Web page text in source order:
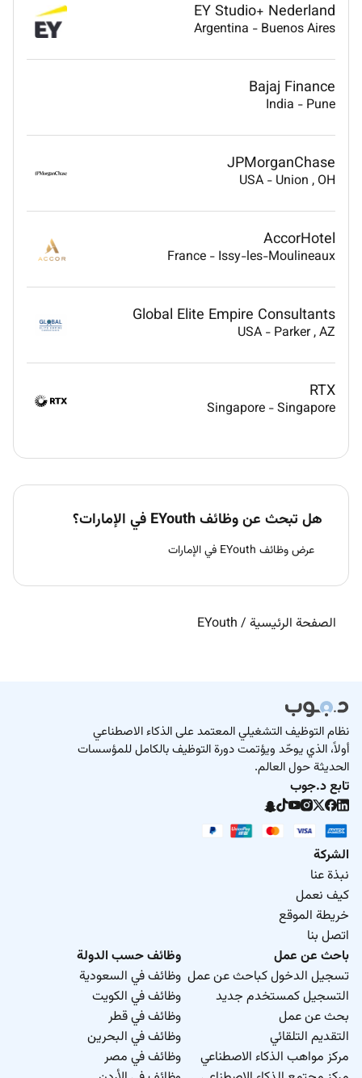
EY Studio+ Nederland
Argentina - Buenos Aires
Bajaj Finance
India - Pune
JPMorganChase
USA - Union , OH
AccorHotel
France - Issy-les-Moulineaux
Global Elite Empire Consultants
USA - Parker, AZ
RTX
Singapore -Singapore
هل تبحث عن وظائف EYouth في الإمارات؟
عرض وظائف EYouth في الإمارات
الصفحة الرئيسية /
EYouth
نظام التوظيف التشغيلي المعتمد على الذكاء الاصطناعي
أولاً، الذي يوحّد ويؤتمت دورة التوظيف بالكامل للمؤسسات
الحديثة حول العالم.
تابع د.جوب
الشركة
نبذة عنا
كيف نعمل
خريطة الموقع
اتصل بنا
باحث عن عمل
تسجيل الدخول كباحث عن عمل
التسجيل كمستخدم جديد
بحث عن عمل
التقديم التلقائي
مركز مواهب الذكاء الاصطناعي
وظائف حسب الدولة
وظائف في السعودية
وظائف في الكويت
وظائف في قطر
وظائف في البحرين
وظائف في مصر